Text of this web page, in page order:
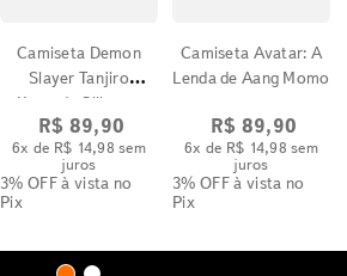
Camiseta Demon
Slayer Tanjiro
Kamado Silhueta
R$ 89,90
6x de R$ 14,98 sem
juros
3% OFFà vista no
Pix
Camiseta Avatar: A
Lenda de Aang Momo
R$ 89,90
6x de R$ 14,98 sem
juros
3% OFFà vista no
Pix